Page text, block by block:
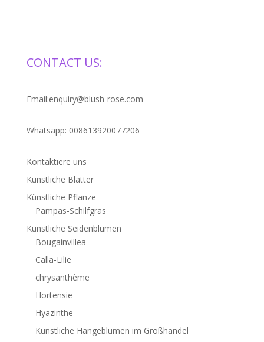
CONTACT US:
Email:enquiry@blush-rose.com
Whatsapp: 008613920077206
Kontaktiere uns
Künstliche Blätter
Künstliche Pflanze
Pampas-Schilfgras
Künstliche Seidenblumen
Bougainvillea
Calla-Lilie
chrysanthème
Hortensie
Hyazinthe
Künstliche Hängeblumen im Großhandel